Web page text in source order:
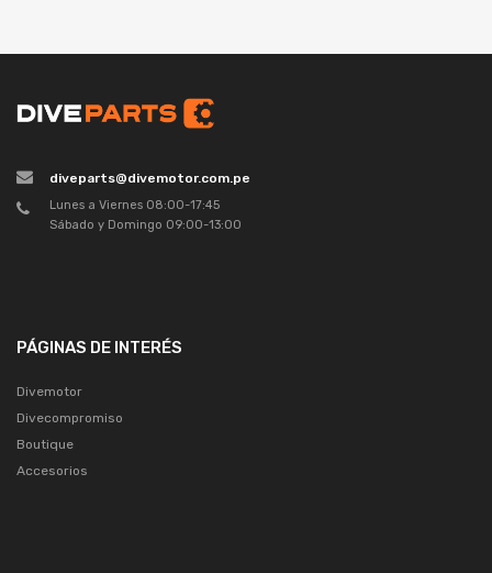
diveparts@divemotor.com.pe
Lunes a Viernes 08:00-17:45
Sábado y Domingo 09:00-13:00
PÁGINAS DE INTERÉS
Divemotor
Divecompromiso
Boutique
Accesorios